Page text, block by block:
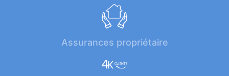
Assurances propriétaire